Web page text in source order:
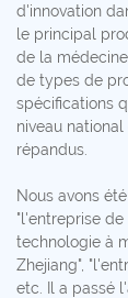
d'innovation
le principal
de la
de types de
spécifications
niveau
répandus.
Nous avons
"l'entreprise
technologie à
Zhejiang",
etc. Il a passé